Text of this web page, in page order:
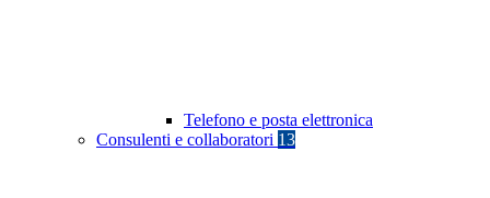
Telefono e posta elettronica
Consulenti e collaboratori 13